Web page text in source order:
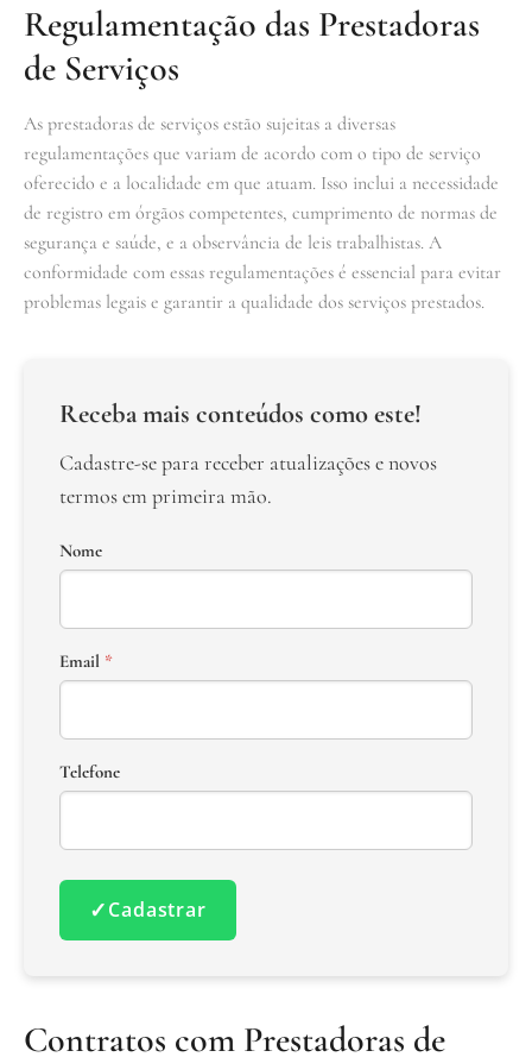
Regulamentação das Prestadoras
de Serviços
As prestadoras de serviços estão sujeitas a diversas
regulamentações que variam de acordo com o tipo de serviço
oferecido e a localidade em que atuam. Isso inclui a necessidade
de registro em órgãos competentes, cumprimento de normas de
segurança e saúde, e a observância de leis trabalhistas. A
conformidade com essas regulamentações é essencial para evitar
problemas legais e garantir a qualidade dos serviços prestados.
Receba mais conteúdos como este!
Cadastre-se para receber atualizações e novos
termos em primeira mão.
Nome
Email *
Telefone
✓Cadastrar
Contratos com Prestadoras de